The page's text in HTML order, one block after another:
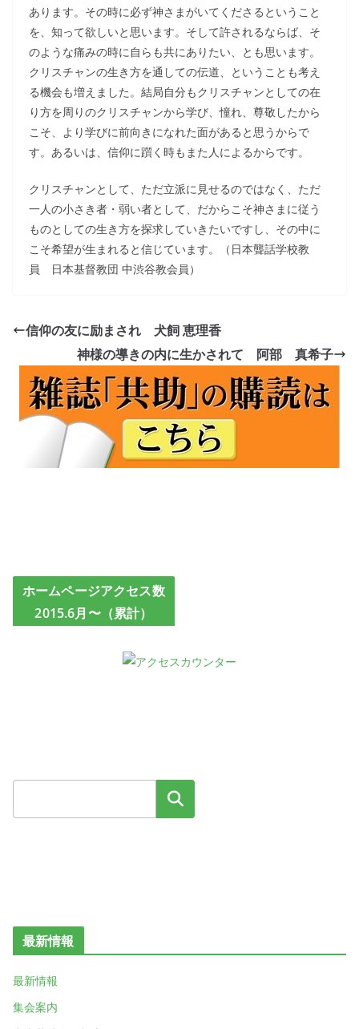
あります。その時に必ず神さまがいてくださるということ
を、知って欲しいと思います。そして許されるならば、そ
のような痛みの時に自らも共にありたい、とも思います。
クリスチャンの生き方を通しての伝道、ということも考え
る機会も増えました。結局自分もクリスチャンとしての在
り方を周りのクリスチャンから学び、憧れ、尊敬したから
こそ、より学びに前向きになれた面があると思うからで
す。あるいは、信仰に躓く時もまた人によるからです。
クリスチャンとして、ただ立派に見せるのではなく、ただ
一人の小さき者・弱い者として、だからこそ神さまに従う
ものとしての生き方を探求していきたいですし、その中に
こそ希望が生まれると信じています。（日本聾話学校教
員 日本基督教団 中渋谷教会員）
信仰の友に励まされ 犬飼 恵理香
神様の導きの内に生かされて 阿部 真希子
ホームページアクセス数
2015.6月〜（累計）
検索
最新情報
最新情報
集会案内